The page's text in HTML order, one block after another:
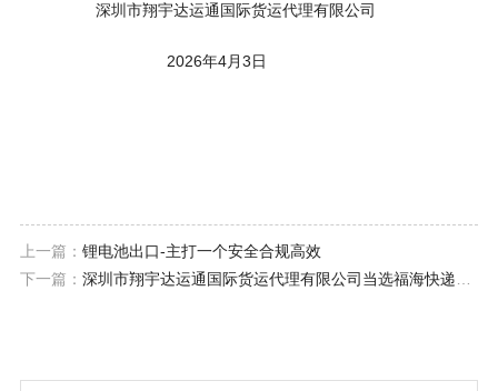
深圳市翔宇达运通国际货运代理有限公司
2026年4月3日
上一篇： 锂电池出口-主打一个安全合规高效
下一篇： 深圳市翔宇达运通国际货运代理有限公司当选福海快递物流协会常务副会长单位！